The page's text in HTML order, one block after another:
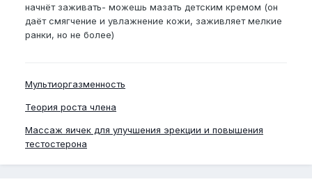
начнёт заживать- можешь мазать детским кремом (он
даёт смягчение и увлажнение кожи, заживляет мелкие
ранки, но не более)
Мультиоргазменность
Теория роста члена
Массаж яичек для улучшения эрекции и повышения
тестостерона